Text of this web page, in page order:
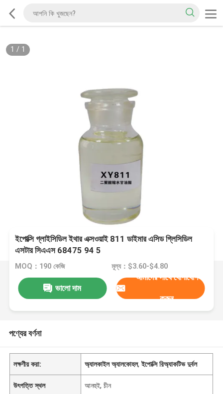
1 / 1
ইপোক্সি গ্লাইসিডিল ইথার এক্সওয়াই 811 ডাইমার এসিড গ্লিসিডিল
এসটার সিএএস 68475 94 5
MOQ：190 কেজি মূল্য：$3.60-$4.80
ভালো দাম
আমাদের সাথে যোগাযোগ
করুন
পণ্যের বর্ণনা
লক্ষণীয় করা: অ্যালকাইল অ্যালকোহল,ইপোক্সি রিঅ্যাকটিভ দুর্বল
উৎপত্তি স্থল আনহুই, চীন